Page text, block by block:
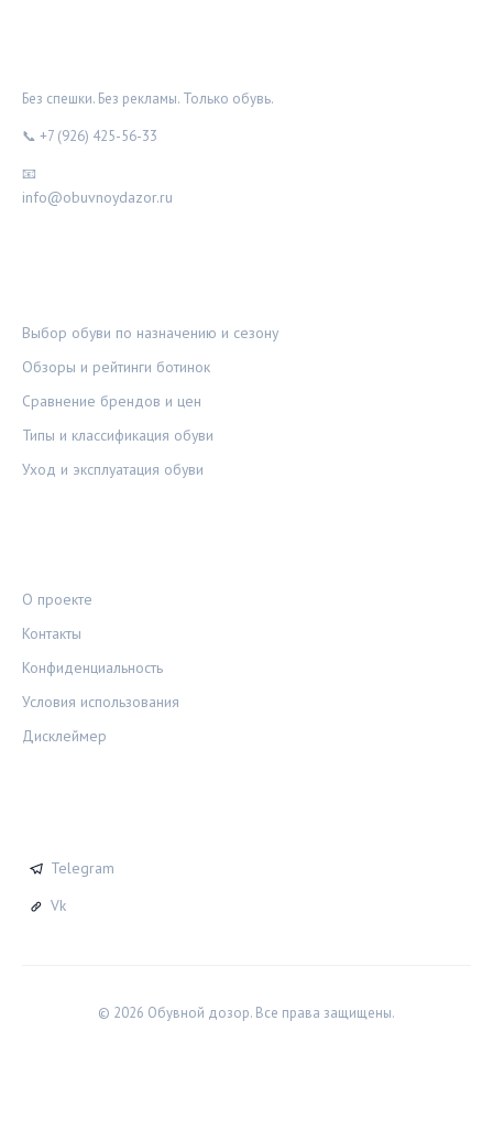
Без спешки. Без рекламы. Только обувь.
📞 +7 (926) 425-56-33
📧
info@obuvnoydazor.ru
Выбор обуви по назначению и сезону
Обзоры и рейтинги ботинок
Сравнение брендов и цен
Типы и классификация обуви
Уход и эксплуатация обуви
О проекте
Контакты
Конфиденциальность
Условия использования
Дисклеймер
Telegram
Vk
© 2026 Обувной дозор. Все права защищены.